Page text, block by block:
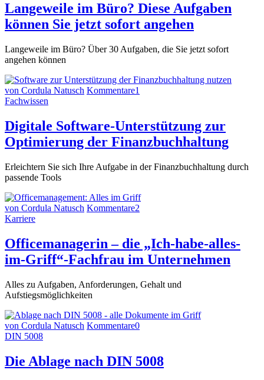
Langeweile im Büro? Diese Aufgaben
können Sie jetzt sofort angehen
Langeweile im Büro? Über 30 Aufgaben, die Sie jetzt sofort
angehen können
von Cordula Natusch Kommentare1
Fachwissen
Digitale Software-Unterstützung zur
Optimierung der Finanzbuchhaltung
Erleichtern Sie sich Ihre Aufgabe in der Finanzbuchhaltung durch
passende Tools
von Cordula Natusch Kommentare2
Karriere
Officemanagerin – die „Ich-habe-alles-
im-Griff“-Fachfrau im Unternehmen
Alles zu Aufgaben, Anforderungen, Gehalt und
Aufstiegsmöglichkeiten
von Cordula Natusch Kommentare0
DIN 5008
Die Ablage nach DIN 5008